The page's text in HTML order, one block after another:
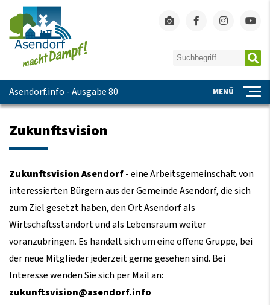
Asendorf.info - Ausgabe 80 MENÜ
Zukunftsvision
Zukunftsvision Asendorf- eine Arbeitsgemeinschaft von
interessierten Bürgern aus der Gemeinde Asendorf, die sich
zum Ziel gesetzt haben, den Ort Asendorf als
Wirtschaftsstandort und als Lebensraum weiter
voranzubringen. Es handelt sich um eine offene Gruppe, bei
der neue Mitglieder jederzeit gerne gesehen sind. Bei
Interesse wenden Sie sich per Mail an:
zukunftsvision@asendorf.info